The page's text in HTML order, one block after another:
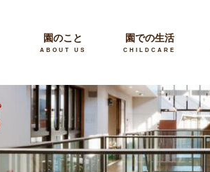
園のこと
ABOUT US
園での生活
CHILDCARE